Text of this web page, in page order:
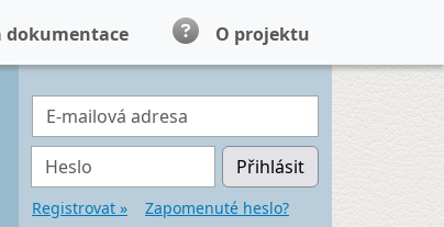
dokumentace O projektu
E-mailová adresa
Heslo Přihlásit
Registrovat » Zapomenuté heslo?